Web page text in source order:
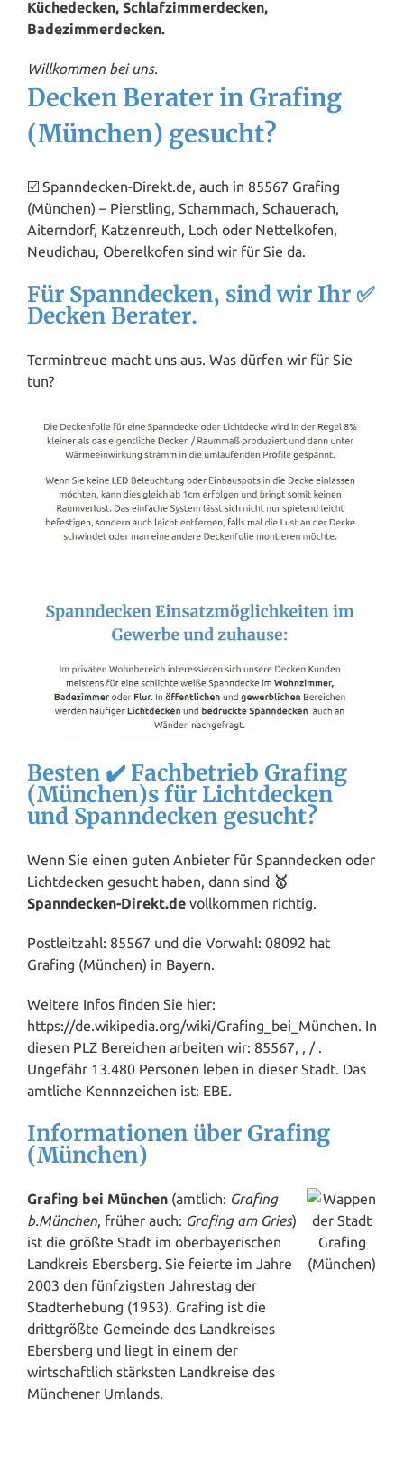
Küchedecken, Schlafzimmerdecken,
Badezimmerdecken.
Willkommen bei uns.
Decken Berater in Grafing
(München) gesucht?
☑️ Spanndecken-Direkt.de, auch in 85567 Grafing
(München) – Pierstling, Schammach, Schauerach,
Aiterndorf, Katzenreuth, Loch oder Nettelkofen,
Neudichau, Oberelkofen sind wir für Sie da.
Für Spanndecken, sind wir Ihr ✅
Decken Berater.
Termintreue macht uns aus. Was dürfen wir für Sie
tun?
Besten ✔️ Fachbetrieb Grafing
(München)s für Lichtdecken
und Spanndecken gesucht?
Wenn Sie einen guten Anbieter für Spanndecken oder
Lichtdecken gesucht haben, dann sind 🥇
Spanndecken-Direkt.de vollkommen richtig.
Postleitzahl: 85567 und die Vorwahl: 08092 hat
Grafing (München) in Bayern.
Weitere Infos finden Sie hier:
https://de.wikipedia.org/wiki/Grafing_bei_München. In
diesen PLZ Bereichen arbeiten wir: 85567, , / .
Ungefähr 13.480 Personen leben in dieser Stadt. Das
amtliche Kennnzeichen ist: EBE.
Informationen über Grafing
(München)
Grafing bei München (amtlich: Grafing
b.München, früher auch: Grafing am Gries)
ist die größte Stadt im oberbayerischen
Landkreis Ebersberg. Sie feierte im Jahre
2003 den fünfzigsten Jahrestag der
Stadterhebung (1953). Grafing ist die
drittgrößte Gemeinde des Landkreises
Ebersberg und liegt in einem der
wirtschaftlich stärksten Landkreise des
Münchener Umlands.